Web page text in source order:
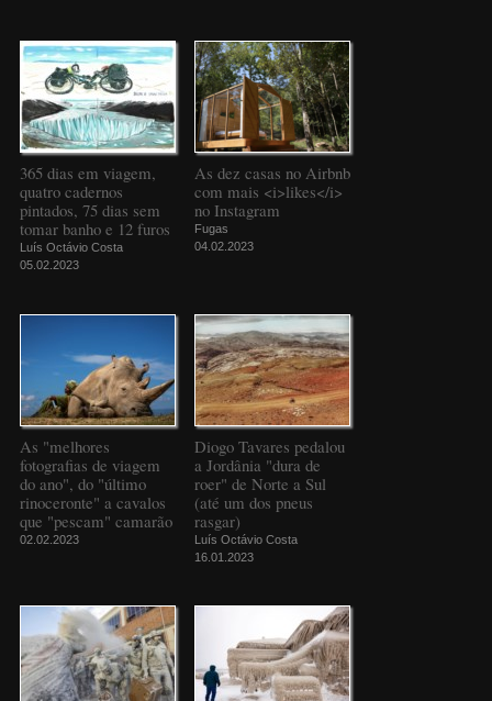
365 dias em viagem,
quatro cadernos
pintados, 75 dias sem
tomar banho e 12 furos
Luís Octávio Costa
05.02.2023
As dez casas no Airbnb
com mais <i>likes</i>
no Instagram
Fugas
04.02.2023
As "melhores
fotografias de viagem
do ano", do "último
rinoceronte" a cavalos
que "pescam" camarão
02.02.2023
Diogo Tavares pedalou
a Jordânia "dura de
roer" de Norte a Sul
(até um dos pneus
rasgar)
Luís Octávio Costa
16.01.2023